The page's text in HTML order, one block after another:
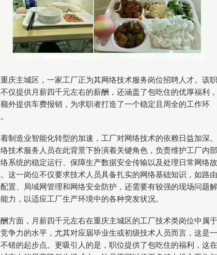
庆主城区，一家工厂正为其网络技术服务岗位招聘人才。该职
仅提供月薪四千元左右的薪酬，还涵盖了包吃住的优厚福利，
外提供车费报销，为求职者打造了一个稳定且周全的工作环
制造业智能化转型的加速，工厂对网络技术的依赖日益加深。
技术服务人员在此背景下扮演着关键角色，负责维护工厂内部
系统的稳定运行、保障生产数据安全传输以及处理日常网络故
这一岗位不仅要求技术人员具备扎实的网络基础知识，如路由
置、局域网管理和网络安全防护，还需要有较强的现场问题解
力，以适应工厂生产环境中的各种突发状况。
方面，月薪四千元左右在重庆主城区的工厂技术类岗位中属于
争力的水平，尤其对应届毕业生或初级技术人员而言，这是一
错的起步点。更吸引人的是，职位提供了包吃住的福利，这在